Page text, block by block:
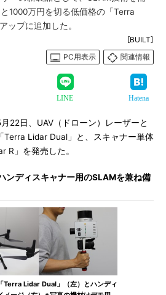
1000万円を切る低価格の「Terra
ップに追加した。
[BUILT]
PC用表示
関連情報
LINE Hatena
22日、UAV（ドローン）レーザーと
Terra Lidar Dual」と、スキャナー単体
R」を発売した。
ンディスキャナー用のSLAMを兼ね備
Terra Lidar Dual」（左）とハンディ